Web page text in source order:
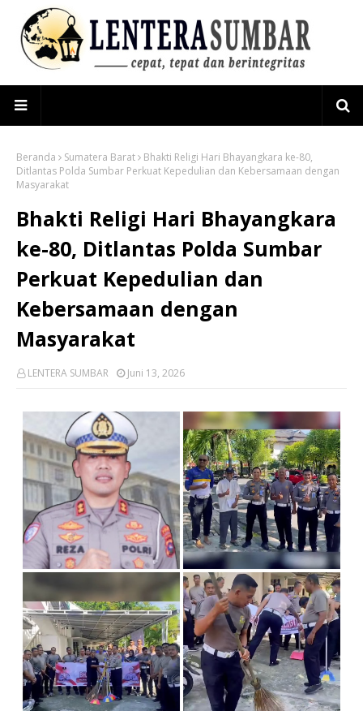
Beranda Sumatera Barat
Bhakti Religi Hari Bhayangkara ke-80,
Ditlantas Polda Sumbar Perkuat Kepedulian dan Kebersamaan dengan
Masyarakat
Bhakti Religi Hari Bhayangkara
ke-80, Ditlantas Polda Sumbar
Perkuat Kepedulian dan
Kebersamaan dengan
Masyarakat
LENTERA SUMBAR Juni 13, 2026